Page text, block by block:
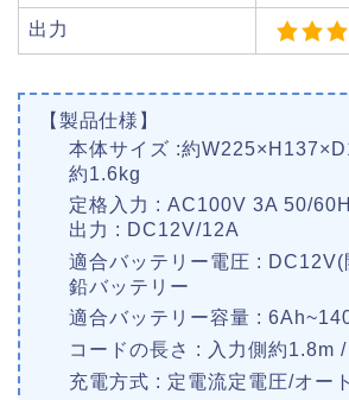
出力
【製品仕様】
本体サイズ :約
約1.6kg
定格入力 : AC100V 3A 50/
出力 : DC12V/12A
適合バッテリー電圧 : DC12V(
鉛バッテリー
適合バッテリー容量 :
コードの長さ : 入力側約1.8m
充電方式 : 定電流定電圧/オー